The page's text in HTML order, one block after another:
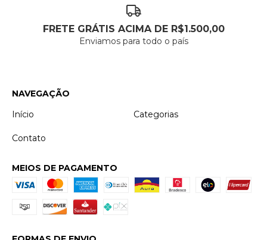
FRETE GRÁTIS ACIMA DE R$1.500,00
Enviamos para todo o país
NAVEGAÇÃO
Início
Categorias
Contato
MEIOS DE PAGAMENTO